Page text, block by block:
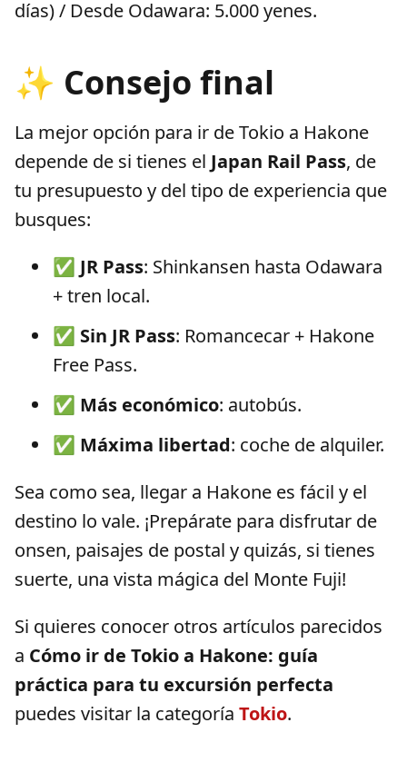
días) / Desde Odawara: 5.000 yenes.
✨ Consejo final
La mejor opción para ir de Tokio a Hakone
depende de si tienes el Japan Rail Pass, de
tu presupuesto y del tipo de experiencia que
busques:
✅ JR Pass: Shinkansen hasta Odawara
+ tren local.
✅ Sin JR Pass: Romancecar + Hakone
Free Pass.
✅ Más económico: autobús.
✅ Máxima libertad: coche de alquiler.
Sea como sea, llegar a Hakone es fácil y el
destino lo vale. ¡Prepárate para disfrutar de
onsen, paisajes de postal y quizás, si tienes
suerte, una vista mágica del Monte Fuji!
Si quieres conocer otros artículos parecidos
a Cómo ir de Tokio a Hakone: guía
práctica para tu excursión perfecta
puedes visitar la categoría Tokio.